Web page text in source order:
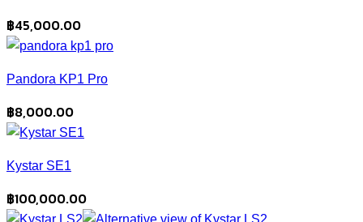
฿45,000.00
Pandora KP1 Pro
฿8,000.00
Kystar SE1
฿100,000.00